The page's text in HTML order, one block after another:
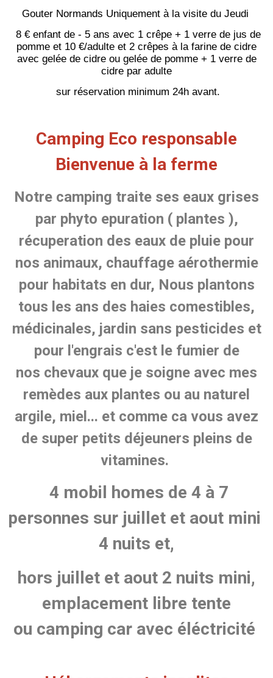
Gouter Normands Uniquement à la visite du Jeudi
8 € enfant de - 5 ans avec 1 crêpe + 1 verre de jus de
pomme et 10 €/adulte et 2 crêpes à la farine de cidre
avec gelée de cidre ou gelée de pomme + 1 verre de
cidre par adulte
sur réservation minimum 24h avant.
Camping Eco responsable
Bienvenue à la ferme
Notre camping traite ses eaux grises
par phyto epuration ( plantes ),
récuperation des eaux de pluie pour
nos animaux, chauffage aérothermie
pour habitats en dur, Nous plantons
tous les ans des haies comestibles,
médicinales, jardin sans pesticides et
pour l'engrais c'est le fumier de
nos chevaux que je soigne avec mes
remèdes aux plantes ou au naturel
argile, miel... et comme ca vous avez
de super petits déjeuners pleins de
vitamines.
4 mobil homes de 4 à 7
personnes sur juillet et aout mini
4 nuits et,
hors juillet et aout 2 nuits mini,
emplacement libre tente
ou camping car avec éléctricité